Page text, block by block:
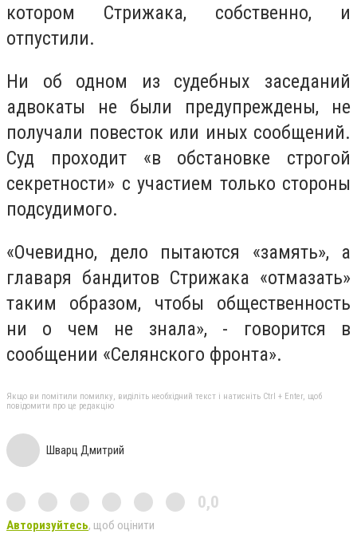
котором Стрижака, собственно, и
отпустили.
Ни об одном из судебных заседаний
адвокаты не были предупреждены, не
получали повесток или иных сообщений.
Суд проходит «в обстановке строгой
секретности» с участием только стороны
подсудимого.
«Очевидно, дело пытаются «замять», а
главаря бандитов Стрижака «отмазать»
таким образом, чтобы общественность
ни о чем не знала», - говорится в
сообщении «Селянского фронта».
Якщо ви помітили помилку, виділіть необхідний текст і натисніть Ctrl + Enter, щоб
повідомити про це редакцію
Шварц Дмитрий
0,0
Авторизуйтесь, щоб оцінити